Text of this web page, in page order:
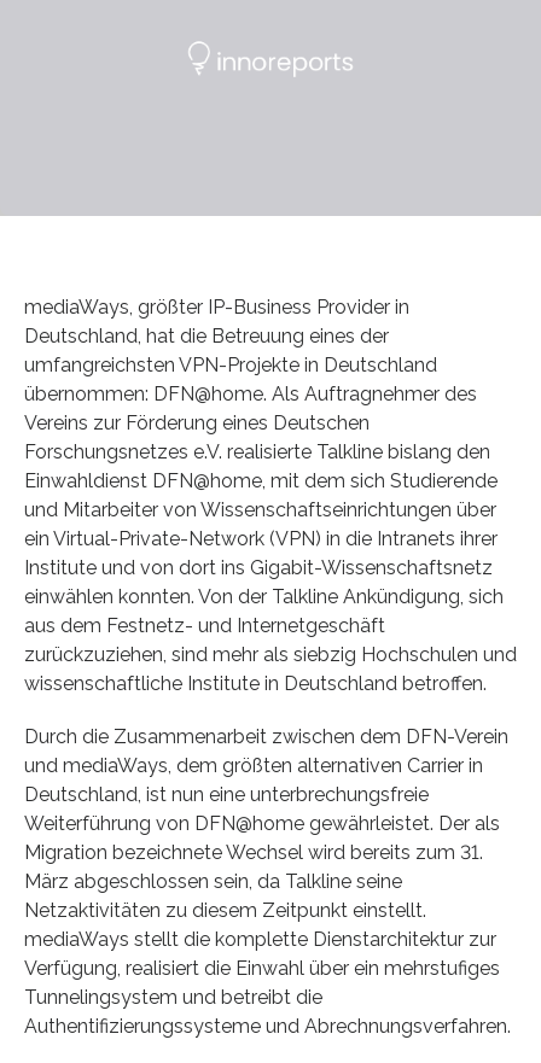
mediaWays, größter IP-Business Provider in
Deutschland, hat die Betreuung eines der
umfangreichsten VPN-Projekte in Deutschland
übernommen: DFN@home. Als Auftragnehmer des
Vereins zur Förderung eines Deutschen
Forschungsnetzes e.V. realisierte Talkline bislang den
Einwahldienst DFN@home, mit dem sich Studierende
und Mitarbeiter von Wissenschaftseinrichtungen über
ein Virtual-Private-Network (VPN) in die Intranets ihrer
Institute und von dort ins Gigabit-Wissenschaftsnetz
einwählen konnten. Von der Talkline Ankündigung, sich
aus dem Festnetz- und Internetgeschäft
zurückzuziehen, sind mehr als siebzig Hochschulen und
wissenschaftliche Institute in Deutschland betroffen.
Durch die Zusammenarbeit zwischen dem DFN-Verein
und mediaWays, dem größten alternativen Carrier in
Deutschland, ist nun eine unterbrechungsfreie
Weiterführung von DFN@home gewährleistet. Der als
Migration bezeichnete Wechsel wird bereits zum 31.
März abgeschlossen sein, da Talkline seine
Netzaktivitäten zu diesem Zeitpunkt einstellt.
mediaWays stellt die komplette Dienstarchitektur zur
Verfügung, realisiert die Einwahl über ein mehrstufiges
Tunnelingsystem und betreibt die
Authentifizierungssysteme und Abrechnungsverfahren.